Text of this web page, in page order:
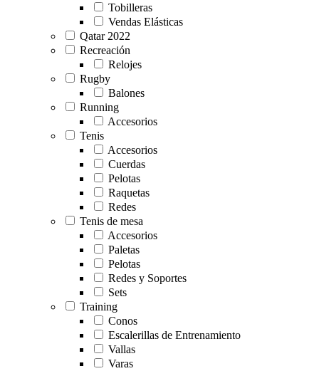
Tobilleras
Vendas Elásticas
Qatar 2022
Recreación
Relojes
Rugby
Balones
Running
Accesorios
Tenis
Accesorios
Cuerdas
Pelotas
Raquetas
Redes
Tenis de mesa
Accesorios
Paletas
Pelotas
Redes y Soportes
Sets
Training
Conos
Escalerillas de Entrenamiento
Vallas
Varas